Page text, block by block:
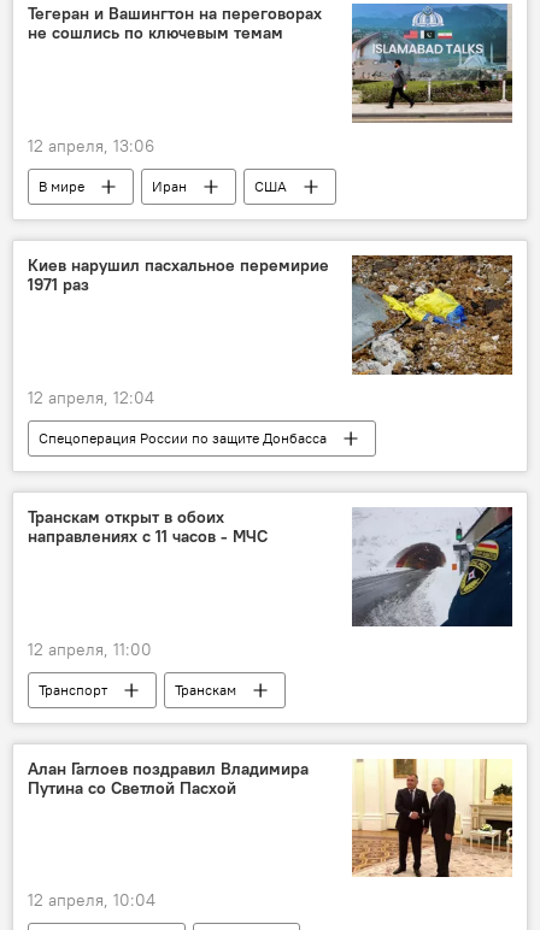
Тегеран и Вашингтон на переговорах
не сошлись по ключевым темам
12 апреля, 13:06
В мире Иран
США
Конфликт
Новости
Киев нарушил пасхальное перемирие
1971 раз
12 апреля, 12:04
Спецоперация России по защите Донбасса
СВО
Минобороны России
Россия
Транскам открыт в обоих
направлениях с 11 часов - МЧС
12 апреля, 11:00
Транспорт
Транскам
Южная Осетия
Новости
МЧС Южной Осетии
Северная Осетия
Общество
Алан Гаглоев поздравил Владимира
Путина со Светлой Пасхой
12 апреля, 10:04